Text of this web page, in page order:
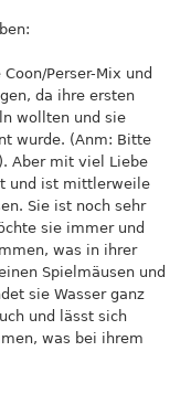
Perser-Mix und
da ihre ersten
wollten und sie
wurde. (Anm: Bitte
Aber mit viel Liebe
und ist mittlerweile
Sie ist noch sehr
sie immer und
was in ihrer
Spielmäusen und
sie Wasser ganz
und lässt sich
was bei ihrem